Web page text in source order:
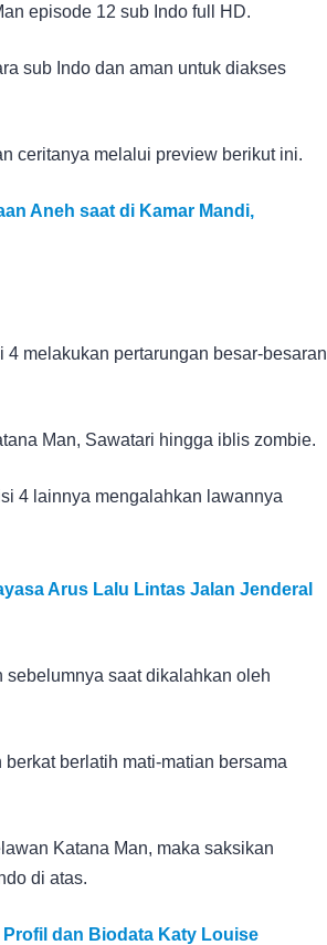
episode 12 sub Indo full HD.
sub Indo dan aman untuk diakses
ceritanya melalui preview berikut ini.
Aneh saat di Kamar Mandi,
melakukan pertarungan besar-besaran
Man, Sawatari hingga iblis zombie.
4 lainnya mengalahkan lawannya
Arus Lalu Lintas Jalan Jenderal
saat dikalahkan oleh
berlatih mati-matian bersama
Katana Man, maka saksikan
di atas.
dan Biodata Katy Louise